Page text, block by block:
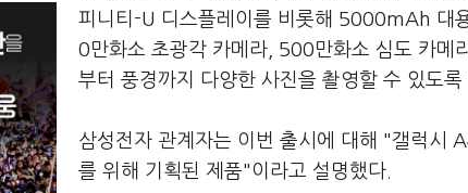
피니티-U 디스플레이를 비롯해 5000mAh 대
0만화소 초광각 카메라, 500만화소 심도 카메
부터 풍경까지 다양한 사진을 촬영할 수 있도록
삼성전자 관계자는 이번 출시에 대해 "갤럭시
를 위해 기획된 제품"이라고 설명했다.